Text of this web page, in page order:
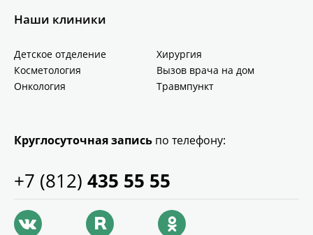
Наши клиники
Детское отделение
Хирургия
Косметология
Вызов врача на дом
Онкология
Травмпункт
Круглосуточная запись по телефону:
+7 (812) 435 55 55